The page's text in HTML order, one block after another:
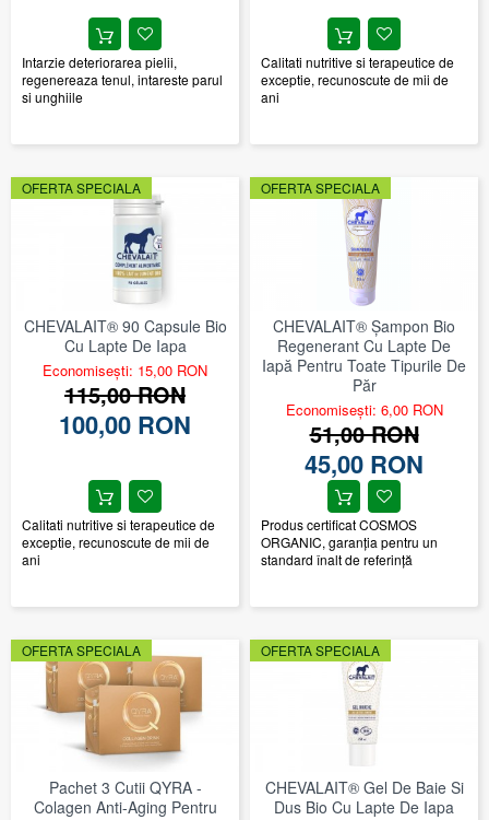
Intarzie deteriorarea pielii,
regenereaza tenul, intareste parul
si unghiile
Calitati nutritive si terapeutice de
exceptie, recunoscute de mii de
ani
OFERTA SPECIALA
CHEVALAIT® 90 Capsule Bio
Cu Lapte De Iapa
Economisești: 15,00 RON
115,00 RON
100,00 RON
Calitati nutritive si terapeutice de
exceptie, recunoscute de mii de
ani
OFERTA SPECIALA
CHEVALAIT® Şampon Bio
Regenerant Cu Lapte De
Iapă Pentru Toate Tipurile De
Păr
Economisești: 6,00 RON
51,00 RON
45,00 RON
Produs certificat COSMOS
ORGANIC, garanţia pentru un
standard înalt de referinţă
OFERTA SPECIALA
Pachet 3 Cutii QYRA -
Colagen Anti-Aging Pentru
OFERTA SPECIALA
CHEVALAIT® Gel De Baie Si
Dus Bio Cu Lapte De Iapa